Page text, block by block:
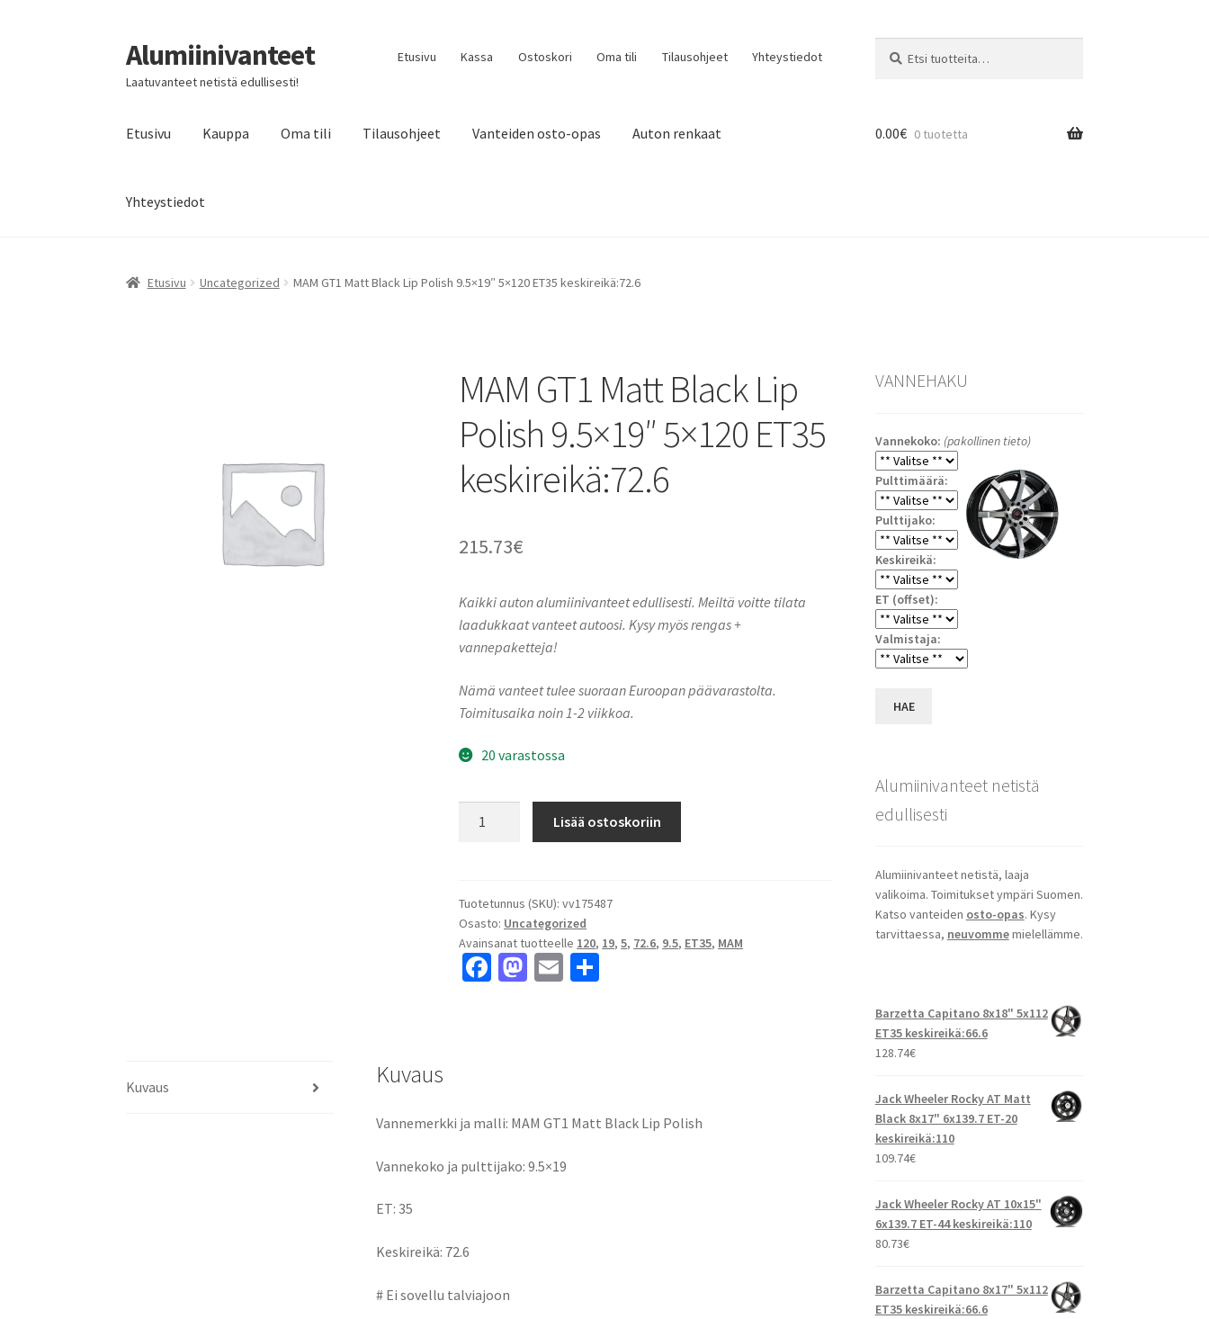
Siirry
navigointiin
Siirry
sisältöön
Alumiinivanteet
Laatuvanteet netistä edullisesti!
Etusivu Kassa Ostoskori Oma tili Tilausohjeet Yhteystiedot
Etusivu Kauppa Oma tili Tilausohjeet Vanteiden osto-opas Auton renkaat
Yhteystiedot
0.00€ 0 tuotetta
Etusivu Uncategorized MAM GT1 Matt Black Lip Polish 9.5×19″ 5×120 ET35 keskireikä:72.6
MAM GT1 Matt Black Lip
Polish 9.5×19″ 5×120 ET35
keskireikä:72.6
215.73€
Kaikki auton alumiinivanteet edullisesti. Meiltä voitte tilata
laadukkaat vanteet autoosi. Kysy myös rengas +
vannepaketteja!
Nämä vanteet tulee suoraan Euroopan päävarastolta.
Toimitusaika noin 1-2 viikkoa.
20 varastossa
Lip
Polish
9.5x19"
5x120
Lisää ostoskoriin
Tuotetunnus (SKU):vv175487
Osasto: Uncategorized
Avainsanat tuotteelle 120, 19,5, 72.6, 9.5, ET35, MAM
Fa
k
M
n
E
Kuvaus Kuvaus
Vannemerkki ja malli: MAM GT1 Matt Black Lip Polish
Vannekoko ja pulttijako: 9.5×19
ET: 35
Keskireikä: 72.6
# Ei sovellu talviajoon
VANNEHAKU
Vannekoko: (pakollinen tieto)
Pulttimäärä:
Pulttijako:
Keskireikä:
ET (offset):
Valmistaja:
HAE
Alumiinivanteet netistä
edullisesti
Alumiinivanteet netistä, laaja
valikoima. Toimitukset ympäri Suomen.
Katso vanteiden osto-opas. Kysy
tarvittaessa, neuvommemielellämme.
Barzetta Capitano 8x18" 5x112
ET35 keskireikä:66.6
128.74€
Jack Wheeler Rocky AT Matt
Black 8x17" 6x139.7 ET-20
keskireikä:110
109.74€
Jack Wheeler Rocky AT 10x15"
6x139.7 ET-44 keskireikä:110
80.73€
Barzetta Capitano 8x17" 5x112
ET35 keskireikä:66.6